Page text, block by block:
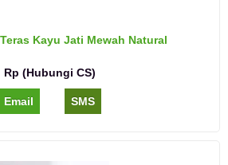
Kayu Jati Mewah Natural
Rp (Hubungi CS)
Email SMS